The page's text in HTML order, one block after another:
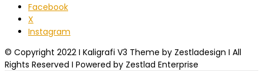
Facebook
X
Instagram
© Copyright 2022 I Kaligrafi V3 Theme by Zestladesign I All
Rights Reserved I Powered by Zestlad Enterprise